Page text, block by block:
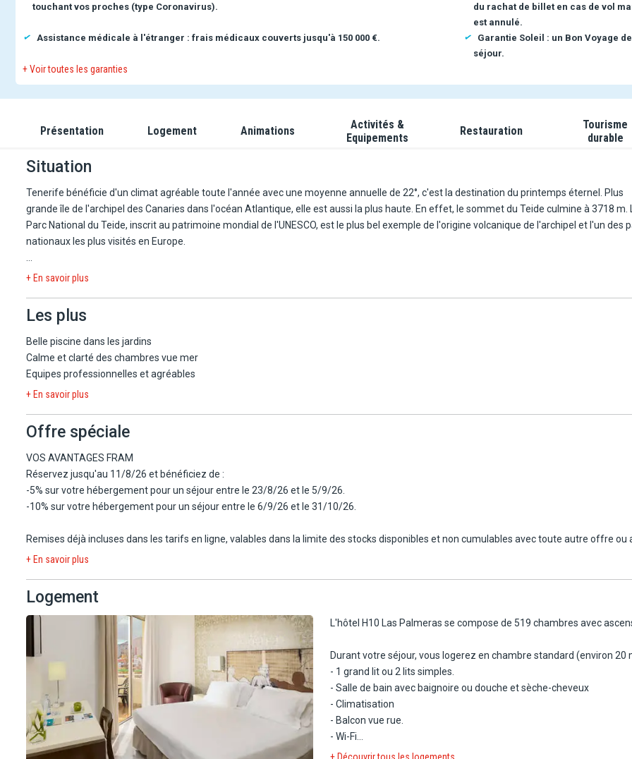
touchant vos proches (type Coronavirus).
du rachat de billet en cas de vol
est annulé.
Assistance médicale à l'étranger : frais médicaux couverts jusqu'à 150 000 €.
Garantie Soleil : un Bon Voyage
séjour.
+ Voir toutes les garanties
Présentation Logement Animations
Activités &
Equipements
Restauration
Tourisme
durable
Situation
Tenerife bénéficie d'un climat agréable toute l'année avec une moyenne annuelle de 22°, c'est la destination du printemps éternel. Plus
grande île de l'archipel des Canaries dans l'océan Atlantique, elle est aussi la plus haute. En effet, le sommet du Teide culmine à 3718 m.
Parc National du Teide, inscrit au patrimoine mondial de l'UNESCO, est le plus bel exemple de l'origine volcanique de l'archipel et l'un des
nationaux les plus visités en Europe.
Pour les amoureux de la nature, c'est aussi un lieu privilégié pour l'observation de la faune marine lors d'excursions en bateau (baleines,
pratiquer un des nombreux sports nautiques proposés : voile, kite surf, surf, plongée sous-marine… et bien sûr la randonnée !
Tenerife est aussi une destination propice à la détente et aux loisirs avec un centre de shopping à Playa de las Americas, des plages
aménagées et 3 parcs d'attractions : le Siam Park, le Loro Park et le Jungle Park.
soleil, de confort et d'animation. Bordé par la promenade maritime et à quelques pas de la plage, l'hôtel séduit par son emplacement
privilégié et son ambiance dynamique. Il propose des chambres lumineuses, plusieurs restaurants et bars, ainsi que de superbes piscines
entourées de jardins tropicaux. Son offre variée d'activités et de divertissements convient aussi bien aux couples qu'aux familles.
Au cœur du centre animé de Playa de las Americas et à 700 m de la plage avec accès direct à la promenade maritime, un hôtel
+ En savoir plus
Les plus
Belle piscine dans les jardins
Calme et clarté des chambres vue mer
Equipes professionnelles et agréables
+ En savoir plus
Offre spéciale
VOS AVANTAGES FRAM
Réservez jusqu'au 11/8/26 et bénéficiez de :
-5% sur votre hébergement pour un séjour entre le 23/8/26 et le 5/9/26.
-10% sur votre hébergement pour un séjour entre le 6/9/26 et le 31/10/26.
Remises déjà incluses dans les tarifs en ligne, valables dans la limite des stocks disponibles et non cumulables avec toute autre offre
uniquement.
+ En savoir plus
Logement
L'hôtel H10 Las Palmeras se compose de 519 chambres avec
Durant votre séjour, vous logerez en chambre standard (environ 20
- 1 grand lit ou 2 lits simples.
- Salle de bain avec baignoire ou douche et sèche-cheveux
- Climatisation
- Balcon vue rue.
- Wi-Fi
- Téléphone avec chaînes internationales
+ Découvrir tous les logements